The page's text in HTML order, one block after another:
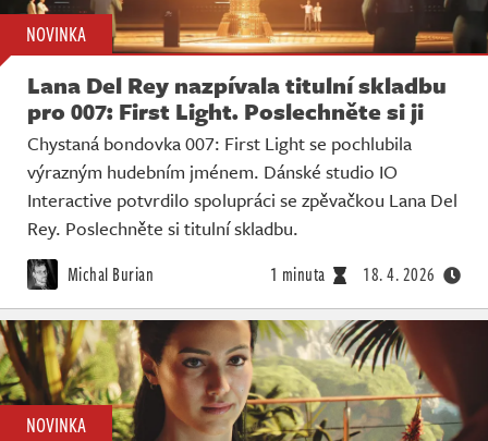
NOVINKA
Lana Del Rey nazpívala titulní skladbu
pro 007: First Light. Poslechněte si ji
Chystaná bondovka 007: First Light se pochlubila
výrazným hudebním jménem. Dánské studio IO
Interactive potvrdilo spolupráci se zpěvačkou Lana Del
Rey. Poslechněte si titulní skladbu.
Michal Burian 1 minuta 18. 4. 2026
NOVINKA